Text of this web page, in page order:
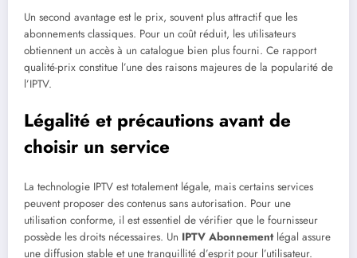
Un second avantage est le prix, souvent plus attractif que les
abonnements classiques. Pour un coût réduit, les utilisateurs
obtiennent un accès à un catalogue bien plus fourni. Ce rapport
qualité-prix constitue l’une des raisons majeures de la popularité de
l’IPTV.
Légalité et précautions avant de
choisir un service
La technologie IPTV est totalement légale, mais certains services
peuvent proposer des contenus sans autorisation. Pour une
utilisation conforme, il est essentiel de vérifier que le fournisseur
possède les droits nécessaires. Un IPTV Abonnementlégal assure
une diffusion stable et une tranquillité d’esprit pour l’utilisateur.